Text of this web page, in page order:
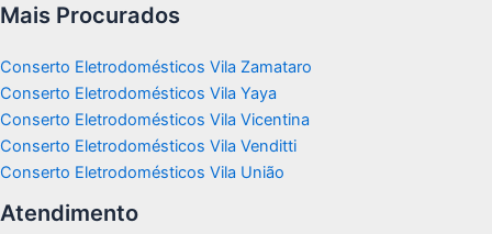
Mais Procurados
Conserto Eletrodomésticos Vila Zamataro
Conserto Eletrodomésticos Vila Yaya
Conserto Eletrodomésticos Vila Vicentina
Conserto Eletrodomésticos Vila Venditti
Conserto Eletrodomésticos Vila União
Atendimento